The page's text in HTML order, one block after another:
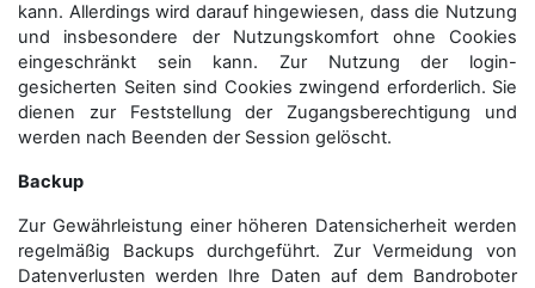
kann. Allerdings wird darauf hingewiesen, dass die Nutzung
und insbesondere der Nutzungskomfort ohne Cookies
eingeschränkt sein kann. Zur Nutzung der login-
gesicherten Seiten sind Cookies zwingend erforderlich. Sie
dienen zur Feststellung der Zugangs­berechtigung und
werden nach Beenden der Session gelöscht.
Backup
Zur Gewährleistung einer höheren Datensicherheit werden
regelmäßig Backups durchgeführt. Zur Vermeidung von
Datenverlusten werden Ihre Daten auf dem Bandroboter